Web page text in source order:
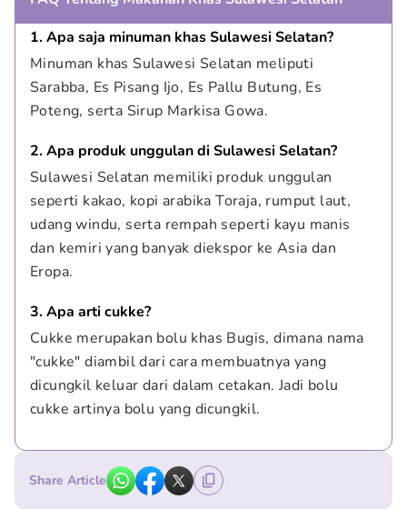
1. Apa saja minuman khas Sulawesi Selatan?
Minuman khas Sulawesi Selatan meliputi
Sarabba, Es Pisang Ijo, Es Pallu Butung, Es
Poteng, serta Sirup Markisa Gowa.
2. Apa produk unggulan di Sulawesi Selatan?
Sulawesi Selatan memiliki produk unggulan
seperti kakao, kopi arabika Toraja, rumput laut,
udang windu, serta rempah seperti kayu manis
dan kemiri yang banyak diekspor ke Asia dan
Eropa.
3. Apa arti cukke?
Cukke merupakan bolu khas Bugis, dimana nama
"cukke" diambil dari cara membuatnya yang
dicungkil keluar dari dalam cetakan. Jadi bolu
cukke artinya bolu yang dicungkil.
Share Article